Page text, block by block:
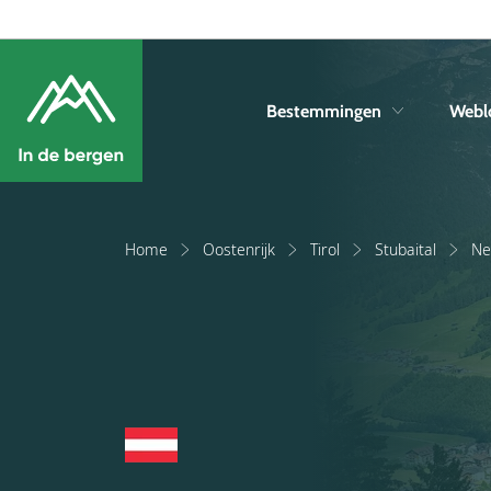
Bestemmingen
Home Oostenrijk Tirol Stubaital